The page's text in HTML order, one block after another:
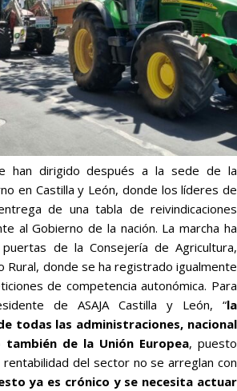
han dirigido después a la sede de la
en Castilla y León, donde los líderes de
de una tabla de reivindicaciones
al Gobierno de la nación. La marcha ha
de la Consejería de Agricultura,
Rural, donde se ha registrado igualmente
de competencia autonómica. Para
de ASAJA Castilla y León, “la
todas las administraciones, nacional
de la Unión Europea, puesto
del sector no se arreglan con
ya es crónico y se necesita actuar